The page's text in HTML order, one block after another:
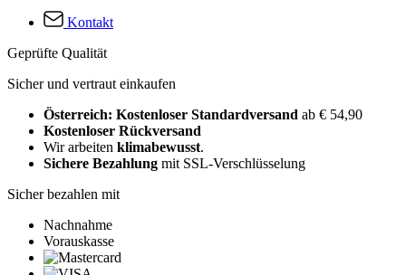
Kontakt
Geprüfte Qualität
Sicher und vertraut einkaufen
Österreich: Kostenloser Standardversand ab € 54,90
Kostenloser Rückversand
Wir arbeiten klimabewusst.
Sichere Bezahlung mit SSL-Verschlüsselung
Sicher bezahlen mit
Nachnahme
Vorauskasse